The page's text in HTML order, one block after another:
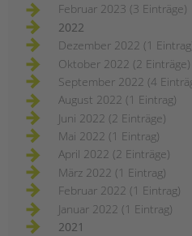
Februar 2023 (3 Einträge)
2022
Dezember 2022 (1
Oktober 2022 (2 Einträge)
September 2022 (4
August 2022 (1 Eintrag)
Juni 2022 (2 Einträge)
Mai 2022 (1 Eintrag)
April 2022 (2 Einträge)
März 2022 (1 Eintrag)
Februar 2022 (1 Eintrag)
Januar 2022 (1 Eintrag)
2021